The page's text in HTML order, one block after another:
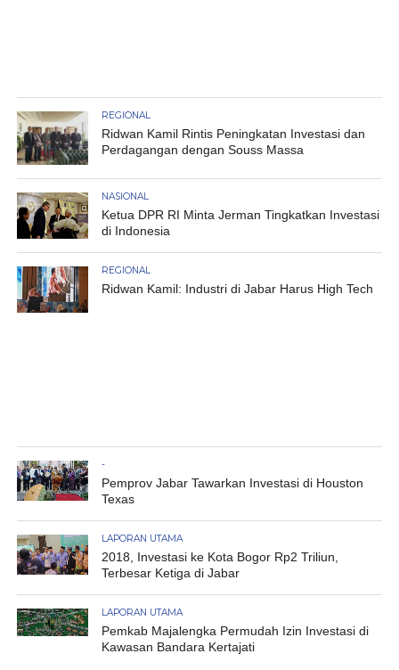
REGIONAL
Ridwan Kamil Rintis Peningkatan Investasi dan
Perdagangan dengan Souss Massa
NASIONAL
Ketua DPR RI Minta Jerman Tingkatkan Investasi
di Indonesia
REGIONAL
Ridwan Kamil: Industri di Jabar Harus High Tech
-
Pemprov Jabar Tawarkan Investasi di Houston
Texas
LAPORAN UTAMA
2018, Investasi ke Kota Bogor Rp2 Triliun,
Terbesar Ketiga di Jabar
LAPORAN UTAMA
Pemkab Majalengka Permudah Izin Investasi di
Kawasan Bandara Kertajati